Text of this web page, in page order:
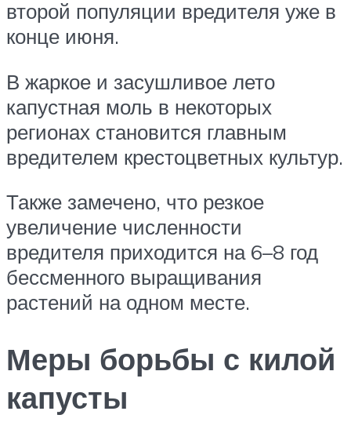
второй популяции вредителя уже в
конце июня.
В жаркое и засушливое лето
капустная моль в некоторых
регионах становится главным
вредителем крестоцветных культур.
Также замечено, что резкое
увеличение численности
вредителя приходится на 6–8 год
бессменного выращивания
растений на одном месте.
Меры борьбы с килой
капусты